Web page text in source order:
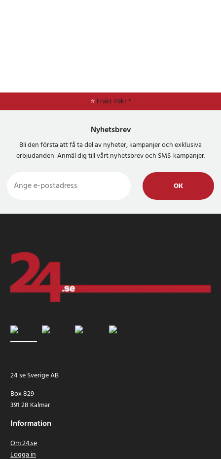
⭐ Frakt 49kr *
Nyhetsbrev
Bli den första att få ta del av nyheter, kampanjer och exklusiva
erbjudanden Anmäl dig till vårt nyhetsbrev och SMS-kampanjer.
OK
24 se Sverige AB
Box 829
391 28 Kalmar
Information
Om 24.se
Logga in